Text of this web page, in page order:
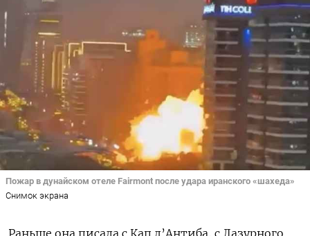
Пожар в дунайском отеле Fairmont после удара иранского «шахеда»
Снимок экрана
Раньше она писала с Кап д’Антиба, с Лазурного